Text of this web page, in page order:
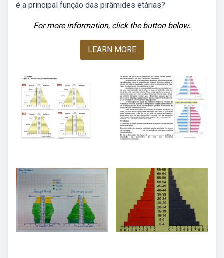
é a principal função das pirâmides etárias?
For more information, click the button below.
LEARN MORE